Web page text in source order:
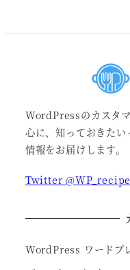
WordPressのカスタ
心に、知っておきたい
情報をお届けします。
Twitter @WP_recipe
WordPress ワードプ